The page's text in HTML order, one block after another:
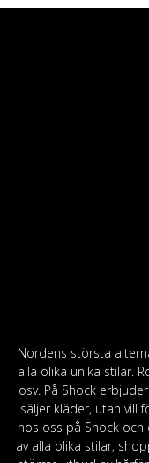
Nordens största
alla olika unika stilar.
osv. På Shock
säljer kläder, utan vill
hos oss på Shock
av alla olika stilar,